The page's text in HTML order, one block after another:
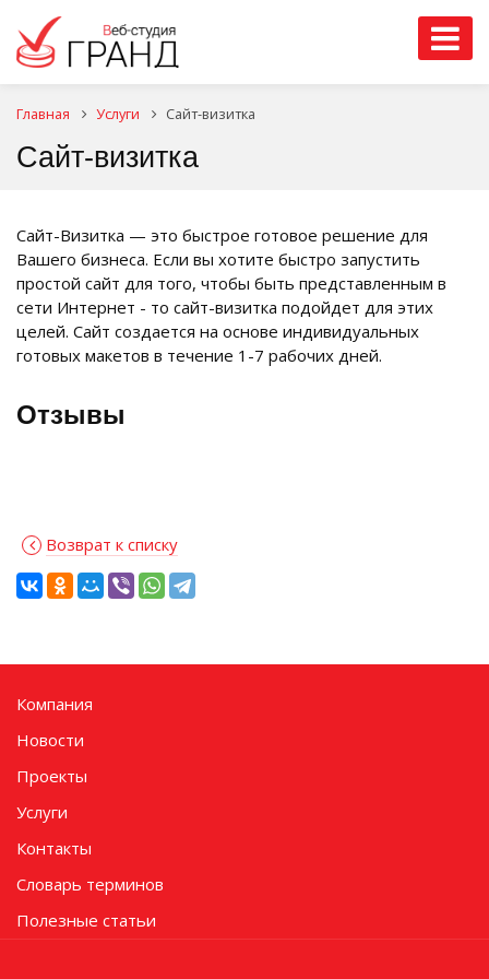
Главная Услуги Сайт-визитка
Сайт-визитка
Сайт-Визитка — это быстрое готовое решение для
Вашего бизнеса. Если вы хотите быстро запустить
простой сайт для того, чтобы быть представленным в
сети Интернет - то сайт-визитка подойдет для этих
целей. Сайт создается на основе индивидуальных
готовых макетов в течение 1-7 рабочих дней.
Отзывы
Возврат к списку
Компания
Новости
Проекты
Услуги
Контакты
Словарь терминов
Полезные статьи